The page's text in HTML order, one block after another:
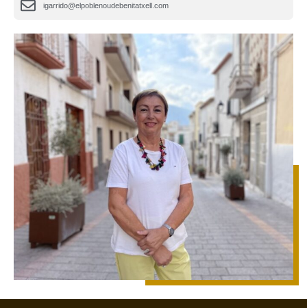
igarrido@elpoblenoudebenitatxell.com